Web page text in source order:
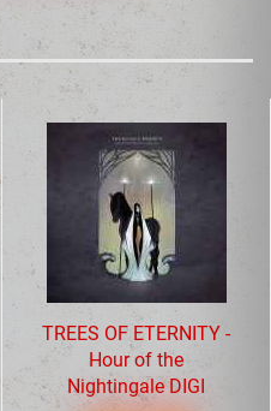
TREES OF ETERNITY -
Hour of the
Nightingale DIGI